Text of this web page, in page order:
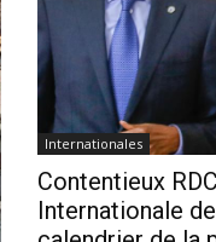
Internationales
Contentieux
Internationale